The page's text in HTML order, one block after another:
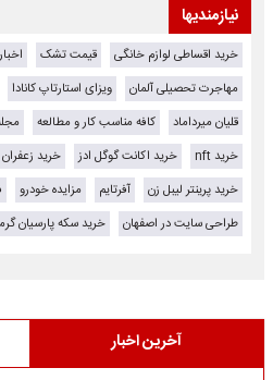
نیازمندیها
خرید اقساطی لوازم خانگی قیمت تشک
مهاجرت تحصیلی آلمان
ویزای استارتاپ کانادا
قلیان میرداماد
کافه مناسب کار و مطالعه
خرید nft
خرید اکانت گوگل ادز خرید زعفران
خرید پرینتر لیبل زن
آفرتایم مزایده خودرو
طراحی سایت در اصفهان
خرید سکه پارسیان
آخرین اخبار